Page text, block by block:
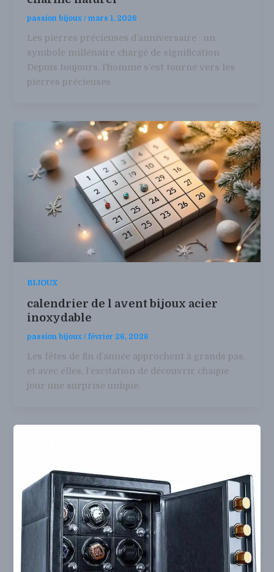
passion bijoux/mars 1, 2026
Les pierres précieuses d’anniversaire : un
symbole millénaire chargé de signification
Depuis toujours, l’homme s’est tourné vers les
pierres précieuses
BIJOUX
calendrier de l avent bijoux acier
inoxydable
passion bijoux/février 26, 2026
Les fêtes de fin d’année approchent à grands pas,
et avec elles, l’excitation de découvrir chaque
jour une surprise unique.